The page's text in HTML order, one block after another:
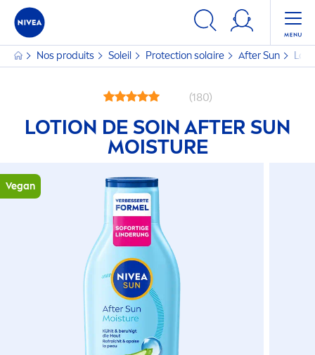
Nos produits Soleil Protection solaire AfterSun
(180)
LOTION DE SOIN AFTER SUN
MOISTURE
Vegan